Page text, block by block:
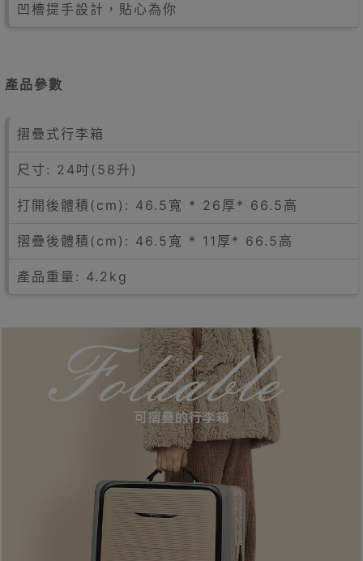
凹槽提手設計，貼心為你
產品參數
摺疊式行李箱
尺寸: 24吋(58升)
打開後體積(cm): 46.5寬 * 26厚* 66.5高
摺疊後體積(cm): 46.5寬 * 11厚* 66.5高
產品重量: 4.2kg